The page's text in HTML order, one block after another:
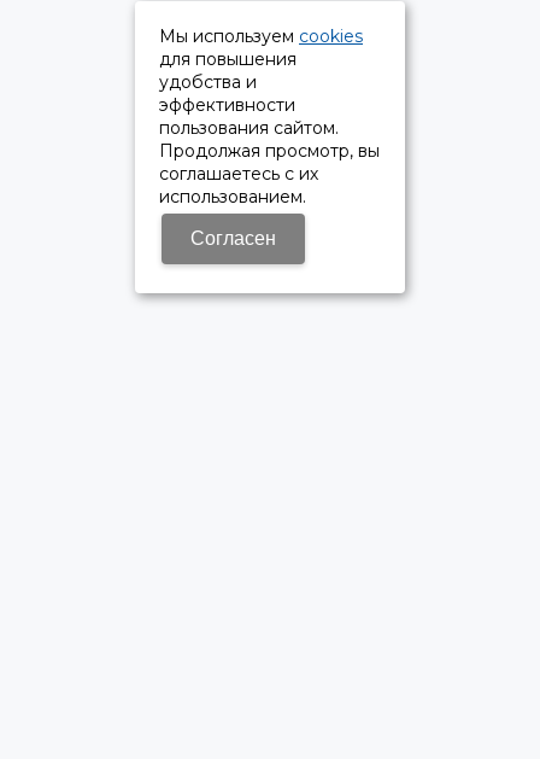
Мы используем cookies
для повышения
удобства и
эффективности
пользования сайтом.
Продолжая просмотр, вы
соглашаетесь с их
использованием.
Согласен